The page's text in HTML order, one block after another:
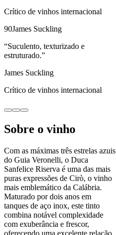
Crítico de vinhos internacional
90James Suckling
“Suculento, texturizado e
estruturado.”
James Suckling
Crítico de vinhos internacional
Sobre o vinho
Com as máximas três estrelas azuis
do Guia Veronelli, o Duca
Sanfelice Riserva é uma das mais
puras expressões de Cirò, o vinho
mais emblemático da Calábria.
Maturado por dois anos em
tanques de aço inox, este tinto
combina notável complexidade
com exuberância e frescor,
oferecendo uma excelente relação